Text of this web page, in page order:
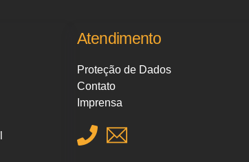
Atendimento
Proteção de Dados
Contato
Imprensa